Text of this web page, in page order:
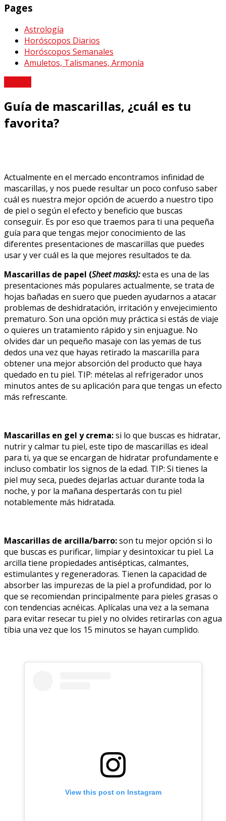
Pages
Astrología
Horóscopos Diarios
Horóscopos Semanales
Amuletos, Talismanes, Armonía
Guía de mascarillas, ¿cuál es tu
favorita?
Actualmente en el mercado encontramos infinidad de
mascarillas, y nos puede resultar un poco confuso saber
cuál es nuestra mejor opción de acuerdo a nuestro tipo
de piel o según el efecto y beneficio que buscas
conseguir. Es por eso que traemos para ti una pequeña
guía para que tengas mejor conocimiento de las
diferentes presentaciones de mascarillas que puedes
usar y ver cuál es la que mejores resultados te da.
Mascarillas de papel (Sheet masks):esta es una de las
presentaciones más populares actualmente, se trata de
hojas bañadas en suero que pueden ayudarnos a atacar
problemas de deshidratación, irritación y envejecimiento
prematuro. Son una opción muy práctica si estás de viaje
o quieres un tratamiento rápido y sin enjuague. No
olvides dar un pequeño masaje con las yemas de tus
dedos una vez que hayas retirado la mascarilla para
obtener una mejor absorción del producto que haya
quedado en tu piel. TIP: mételas al refrigerador unos
minutos antes de su aplicación para que tengas un efecto
más refrescante.
Mascarillas en gel y crema:si lo que buscas es hidratar,
nutrir y calmar tu piel, este tipo de mascarillas es ideal
para ti, ya que se encargan de hidratar profundamente e
incluso combatir los signos de la edad. TIP: Si tienes la
piel muy seca, puedes dejarlas actuar durante toda la
noche, y por la mañana despertarás con tu piel
notablemente más hidratada.
Mascarillas de arcilla/barro:son tu mejor opción si lo
que buscas es purificar, limpiar y desintoxicar tu piel. La
arcilla tiene propiedades antisépticas, calmantes,
estimulantes y regeneradoras. Tienen la capacidad de
absorber las impurezas de la piel a profundidad, por lo
que se recomiendan principalmente para pieles grasas o
con tendencias acnéicas. Aplícalas una vez a la semana
para evitar resecar tu piel y no olvides retirarlas con agua
tibia una vez que los 15 minutos se hayan cumplido.
View this post on Instagram